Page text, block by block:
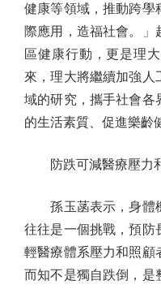
健康等領域，推動跨學
際應用，造福社會。」
區健康行動，更是理
來，理大將繼續加強人
域的研究，攜手社會各
的生活素質、促進樂齡
防跌可減醫療壓力
孫玉菡表示，身體
往往是一個挑戰，預防
輕醫療體系壓力和照顧
而知不是獨自跌倒，是